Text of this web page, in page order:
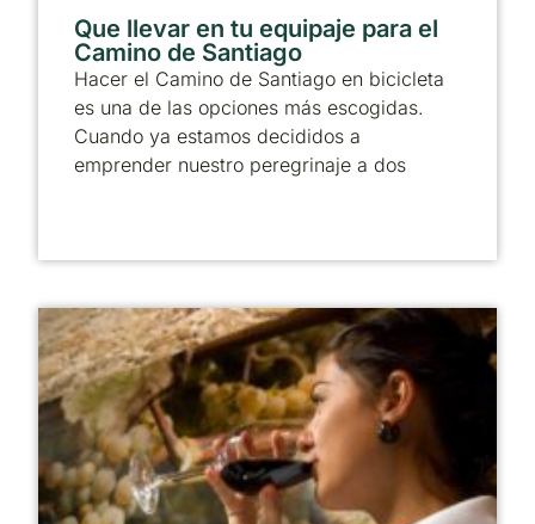
Que llevar en tu equipaje para el
Camino de Santiago
Hacer el Camino de Santiago en bicicleta
es una de las opciones más escogidas.
Cuando ya estamos decididos a
emprender nuestro peregrinaje a dos